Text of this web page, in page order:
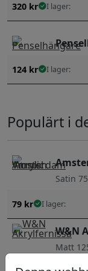
320 kr I lager:
124 kr I lager:
Populärt i
Satin
79 kr I lager:
W&N
Matt